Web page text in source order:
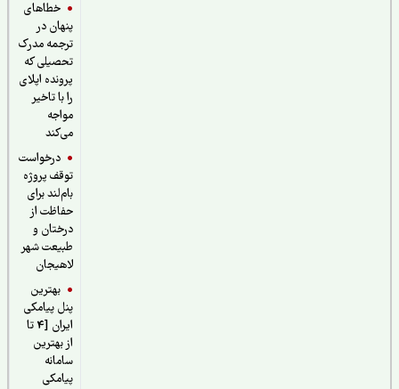
خطاهای
پنهان در
ترجمه مدرک
تحصیلی که
پرونده اپلای
را با تاخیر
درخواست
توقف پروژه
بام‌لند برای
حفاظت از
درختان و
طبیعت شهر
لاهیجان
بهترین
پنل پیامکی
ایران [4 تا
از بهترین
سامانه
پیامکی